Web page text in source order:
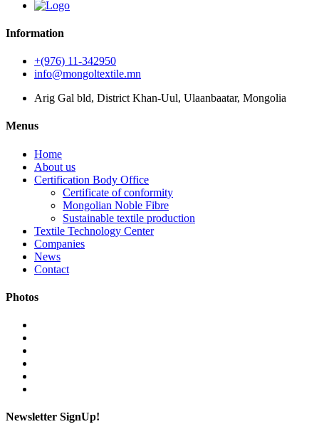
Information
+(976) 11-342950
info@mongoltextile.mn
Arig Gal bld, District Khan-Uul, Ulaanbaatar, Mongolia
Menus
Home
About us
Certification Body Office
Certificate of conformity
Mongolian Noble Fibre
Sustainable textile production
Textile Technology Center
Companies
News
Contact
Photos
Newsletter SignUp!